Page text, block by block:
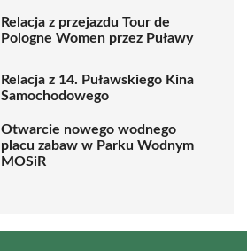
Relacja z przejazdu Tour de
Pologne Women przez Puławy
Relacja z 14. Puławskiego Kina
Samochodowego
Otwarcie nowego wodnego
placu zabaw w Parku Wodnym
MOSiR